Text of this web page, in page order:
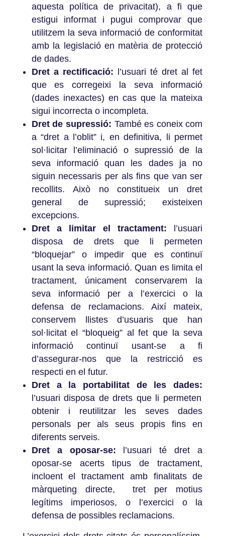
aquesta política de privacitat), a fi que
estigui informat i pugui comprovar que
utilitzem la seva informació de conformitat
amb la legislació en matèria de protecció
de dades.
Dret a rectificació: l’usuari té dret al fet
que es corregeixi la seva informació
(dades inexactes) en cas que la mateixa
sigui incorrecta o incompleta.
Dret de supressió: També es coneix com
a “dret a l’oblit” i, en definitiva, li permet
sol·licitar l’eliminació o supressió de la
seva informació quan les dades ja no
siguin necessaris per als fins que van ser
recollits. Això no constitueix un dret
general de supressió; existeixen
excepcions.
Dret a limitar el tractament: l’usuari
disposa de drets que li permeten
“bloquejar” o impedir que es continuï
usant la seva informació. Quan es limita el
tractament, únicament conservarem la
seva informació per a l’exercici o la
defensa de reclamacions. Així mateix,
conservem llistes d’usuaris que han
sol·licitat el “bloqueig” al fet que la seva
informació continuï usant-se a fi
d’assegurar-nos que la restricció es
respecti en el futur.
Dret a la portabilitat de les dades:
l’usuari disposa de drets que li permeten
obtenir i reutilitzar les seves dades
personals per als seus propis fins en
diferents serveis.
Dret a oposar-se: l’usuari té dret a
oposar-se acerts tipus de tractament,
incloent el tractament amb finalitats de
màrqueting directe, tret per motius
legítims imperiosos, o l’exercici o la
defensa de possibles reclamacions.